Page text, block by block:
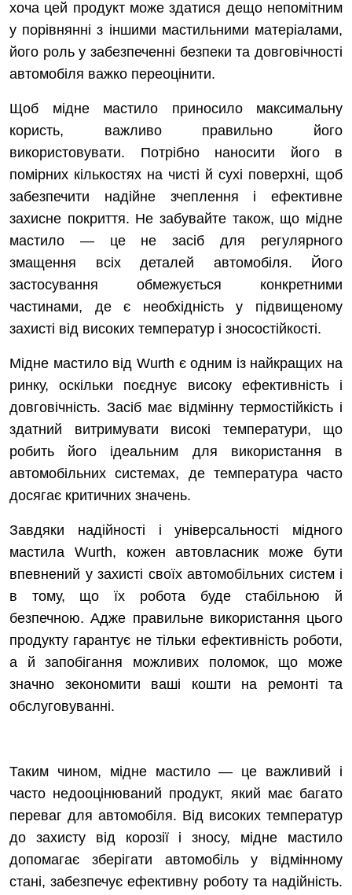
хоча цей продукт може здатися дещо непомітним
у порівнянні з іншими мастильними матеріалами,
його роль у забезпеченні безпеки та довговічності
автомобіля важко переоцінити.
Щоб мідне мастило приносило максимальну
користь, важливо правильно його
використовувати. Потрібно наносити його в
помірних кількостях на чисті й сухі поверхні, щоб
забезпечити надійне зчеплення і ефективне
захисне покриття. Не забувайте також, що мідне
мастило — це не засіб для регулярного
змащення всіх деталей автомобіля. Його
застосування обмежується конкретними
частинами, де є необхідність у підвищеному
захисті від високих температур і зносостійкості.
Мідне мастило від Wurth є одним із найкращих на
ринку, оскільки поєднує високу ефективність і
довговічність. Засіб має відмінну термостійкість і
здатний витримувати високі температури, що
робить його ідеальним для використання в
автомобільних системах, де температура часто
досягає критичних значень.
Завдяки надійності і універсальності мідного
мастила Wurth, кожен автовласник може бути
впевнений у захисті своїх автомобільних систем і
в тому, що їх робота буде стабільною й
безпечною. Адже правильне використання цього
продукту гарантує не тільки ефективність роботи,
а й запобігання можливих поломок, що може
значно зекономити ваші кошти на ремонті та
обслуговуванні.
Таким чином, мідне мастило — це важливий і
часто недооцінюваний продукт, який має багато
переваг для автомобіля. Від високих температур
до захисту від корозії і зносу, мідне мастило
допомагає зберігати автомобіль у відмінному
стані, забезпечує ефективну роботу та надійність.